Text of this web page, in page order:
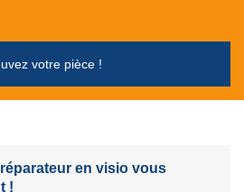
votre pièce !
en visio vous
!